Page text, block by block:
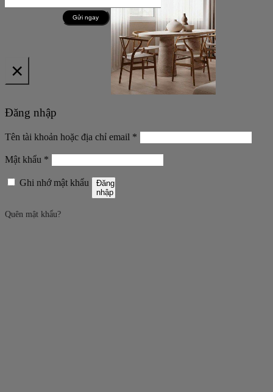
×
Đăng nhập
Tên tài khoản hoặc địa chỉ email *
buộc
Mật khẩu *
buộc
Ghi nhớ mật khẩu
Đăng
nhập
Quên mật khẩu?